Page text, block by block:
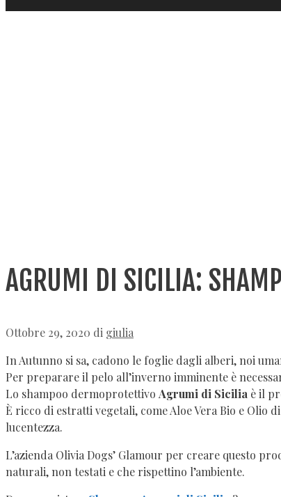
AGRUMI DI SICILIA:
Ottobre 29, 2020 di giulia
In Autunno si sa, cadono le foglie dagli alberi, noi
Per preparare il pelo all’inverno imminente è
Lo shampoo dermoprotettivo Agrumi di Sicilia è il
È ricco di estratti vegetali, come Aloe Vera Bio e Olio
lucentezza.
L’azienda Olivia Dogs’ Glamour per creare questo
naturali, non testati e che rispettino l’ambiente.